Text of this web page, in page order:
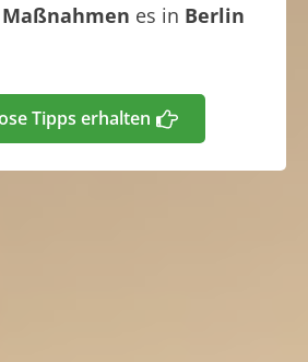
es in Berlin
Tipps erhalten